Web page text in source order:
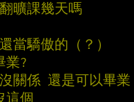
曠課幾天嗎
當驕傲的（？）
業?
關係 還是可以畢業
這個